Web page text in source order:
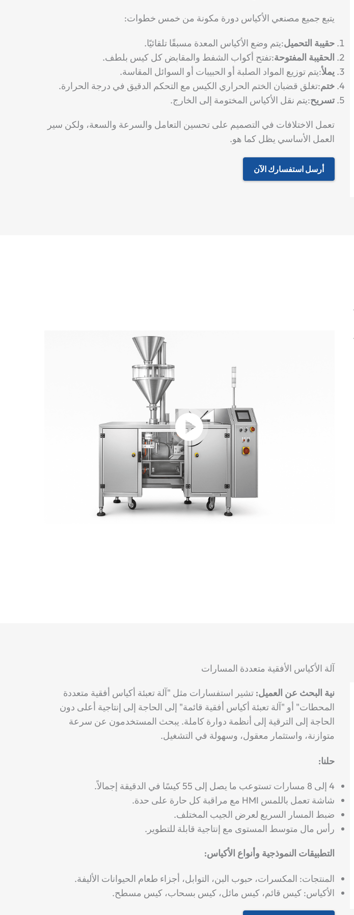
يتبع جميع مصنعي الأكياس دورة مكونة من خمس خطوات:
حقيبة التحميل:يتم وضع الأكياس المعدة مسبقًا تلقائيًا.
الحقيبة المفتوحة:تفتح أكواب الشفط والمقابض كل كيس بلطف.
يملأ:يتم توزيع المواد الصلبة أو الحبيبات أو السوائل المقاسة.
ختم:تغلق قضبان الختم الحراري الكيس مع التحكم الدقيق في درجة الحرارة.
تسريح:يتم نقل الأكياس المختومة إلى الخارج.
تعمل الاختلافات في التصميم على تحسين التعامل والسرعة والسعة، ولكن سير
العمل الأساسي يظل كما هو.
أرسل استفسارك الآن
آلة الأكياس الأفقية متعددة المسارات
نية البحث عن العميل: تشير استفسارات مثل "آلة تعبئة أكياس أفقية متعددة
المحطات" أو "آلة تعبئة أكياس أفقية قائمة" إلى الحاجة إلى إنتاجية أعلى دون
الحاجة إلى الترقية إلى أنظمة دوارة كاملة. يبحث المستخدمون عن سرعة
متوازنة، واستثمار معقول، وسهولة في التشغيل.
حلنا:
4 إلى 8 مسارات تستوعب ما يصل إلى 55 كيسًا في الدقيقة إجمالاً.
شاشة تعمل باللمس HMI مع مراقبة كل حارة على حدة.
ضبط المسار السريع لعرض الجيب المختلف.
رأس مال متوسط المستوى مع إنتاجية قابلة للتطوير.
التطبيقات النموذجية وأنواع الأكياس:
المنتجات: المكسرات، حبوب البن، التوابل، أجزاء طعام الحيوانات الأليفة.
الأكياس: كيس قائم، كيس مائل، كيس بسحاب، كيس مسطح.